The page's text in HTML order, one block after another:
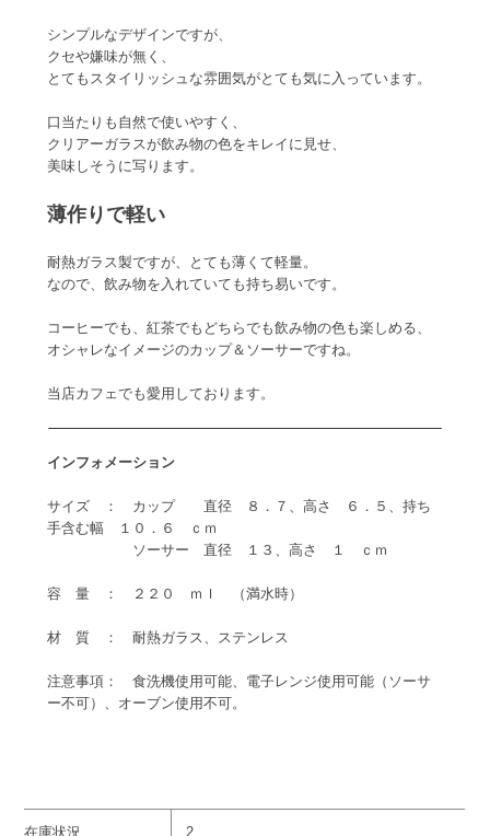
シンプルなデザインですが、
クセや嫌味が無く、
とてもスタイリッシュな雰囲気がとても気に入っています。
口当たりも自然で使いやすく、
クリアーガラスが飲み物の色をキレイに見せ、
美味しそうに写ります。
薄作りで軽い
耐熱ガラス製ですが、とても薄くて軽量。
なので、飲み物を入れていても持ち易いです。
コーヒーでも、紅茶でもどちらでも飲み物の色も楽しめる、
オシャレなイメージのカップ＆ソーサーですね。
当店カフェでも愛用しております。
インフォメーション
サイズ ： カップ 直径 ８．７、高さ ６．５、持ち
手含む幅 １０．６ ｃｍ
ソーサー 直径 １３、高さ １ ｃｍ
容 量 ： ２２０ ｍｌ （満水時）
材 質 ： 耐熱ガラス、ステンレス
注意事項： 食洗機使用可能、電子レンジ使用可能（ソーサ
ー不可）、オーブン使用不可。
在庫状況 2